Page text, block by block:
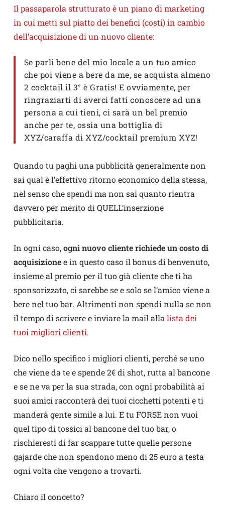
Il passaparola strutturato è un piano di marketing
in cui metti sul piatto dei benefici (costi) in cambio
dell’acquisizione di un nuovo cliente:
Se parli bene del mio locale a un tuo amico
che poi viene a bere da me, se acquista almeno
2 cocktail il 3° è Gratis! E ovviamente, per
ringraziarti di averci fatti conoscere ad una
persona a cui tieni, ci sarà un bel premio
anche per te, ossia una bottiglia di
XYZ/caraffa di XYZ/cocktail premium XYZ!
Quando tu paghi una pubblicità generalmente non
sai qual è l’effettivo ritorno economico della stessa,
nel senso che spendi ma non sai quanto rientra
davvero per merito di QUELL’inserzione
pubblicitaria.
In ogni caso,ogni nuovo cliente richiede un costo di
acquisizionee in questo caso il bonus di benvenuto,
insieme al premio per il tuo già cliente che ti ha
sponsorizzato, ci sarebbe se e solo se l’amico viene a
bere nel tuo bar. Altrimenti non spendi nulla se non
il tempo di scrivere e inviare la mail allalista dei
tuoi migliori clienti.
Dico nello specifico i migliori clienti, perché se uno
che viene da te e spende 2€ di shot, rutta al bancone
e se ne va per la sua strada, con ogni probabilità ai
suoi amici racconterà dei tuoi cicchetti potenti e ti
manderà gente simile a lui. E tu FORSE non vuoi
quel tipo di tossici al bancone del tuo bar, o
rischieresti di far scappare tutte quelle persone
gajarde che non spendono meno di 25 euro a testa
ogni volta che vengono a trovarti.
Chiaro il concetto?